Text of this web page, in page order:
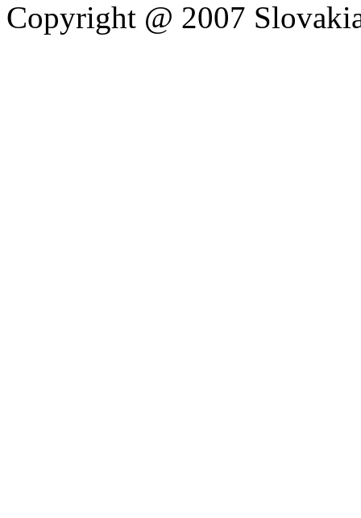
Copyright @ 2007